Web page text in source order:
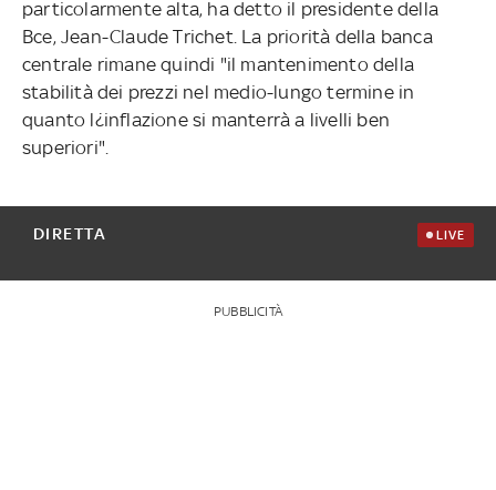
particolarmente alta, ha detto il presidente della
Bce, Jean-Claude Trichet. La priorità della banca
centrale rimane quindi "il mantenimento della
stabilità dei prezzi nel medio-lungo termine in
quanto l¿inflazione si manterrà a livelli ben
superiori".
DIRETTA LIVE
PUBBLICITÀ